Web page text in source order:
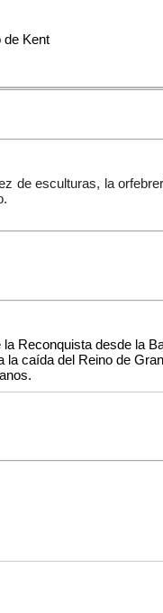
de Kent
de esculturas, la
Reconquista desde la
caída del Reino de